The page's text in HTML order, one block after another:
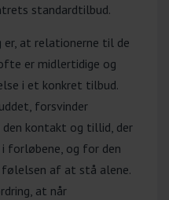
værktøjer og
på inklusion,
af udsatte
mellem
til praksis i
udvikling og
standardtilbud.
er, at relationerne til de
er midlertidige og
i et konkret tilbud.
forsvinder
den kontakt og tillid, der
i forløbene, og for den
af at stå alene.
at når